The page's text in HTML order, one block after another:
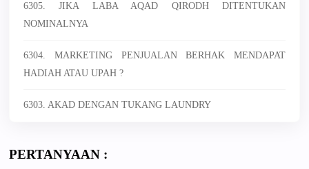
6305. JIKA LABA AQAD QIRODH DITENTUKAN
NOMINALNYA
6304. MARKETING PENJUALAN BERHAK MENDAPAT
HADIAH ATAU UPAH ?
6303. AKAD DENGAN TUKANG LAUNDRY
PERTANYAAN :